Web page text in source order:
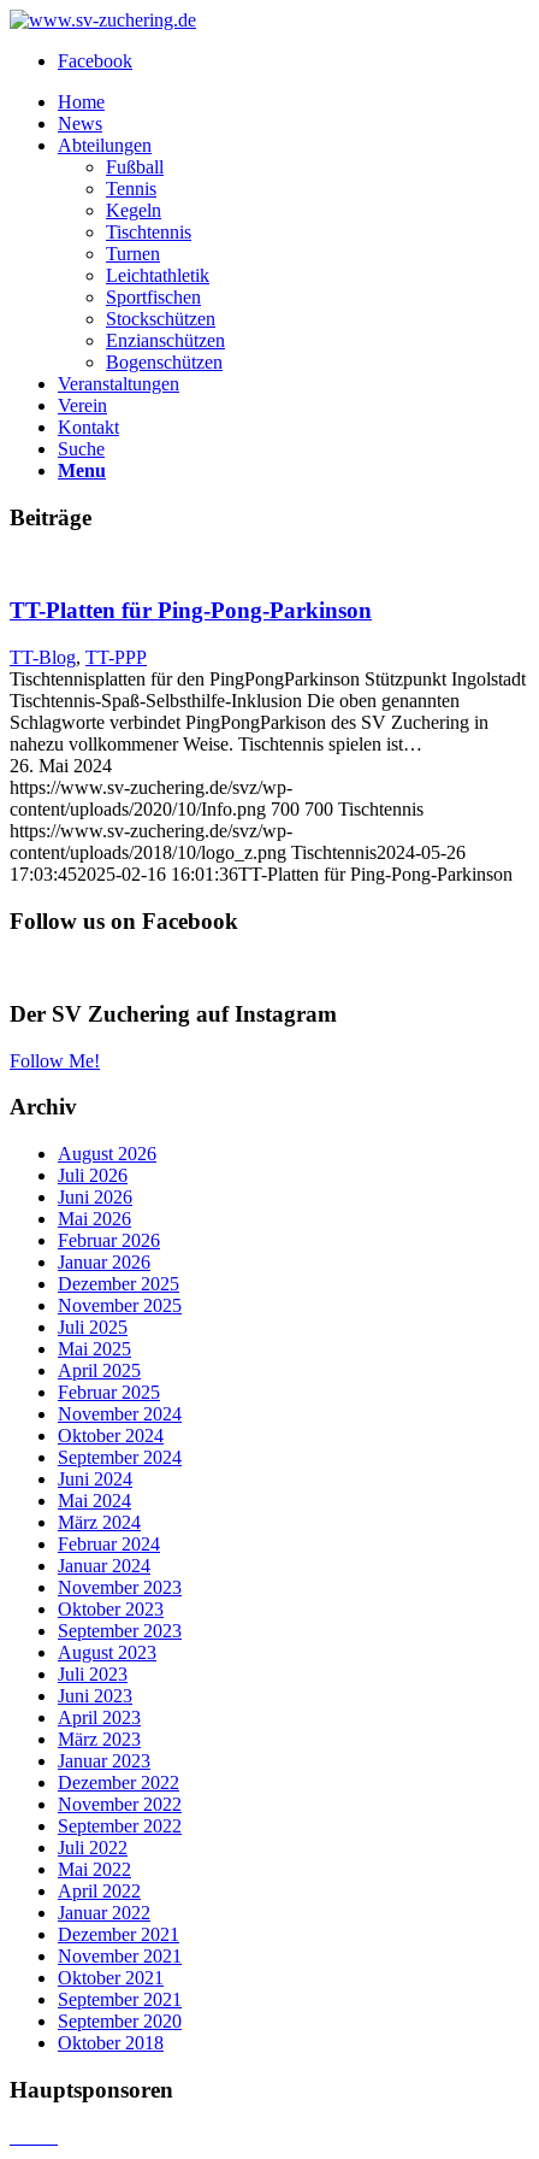
Facebook
Home
News
Abteilungen
Fußball
Tennis
Kegeln
Tischtennis
Turnen
Leichtathletik
Sportfischen
Stockschützen
Enzianschützen
Bogenschützen
Veranstaltungen
Verein
Kontakt
Suche
Menu
Beiträge
TT-Platten für Ping-Pong-Parkinson
TT-Blog, TT-PPP
Tischtennisplatten für den PingPongParkinson Stützpunkt Ingolstadt
Tischtennis-Spaß-Selbsthilfe-Inklusion Die oben genannten
Schlagworte verbindet PingPongParkison des SV Zuchering in
nahezu vollkommener Weise. Tischtennis spielen ist…
26. Mai 2024
https://www.sv-zuchering.de/svz/wp-
content/uploads/2020/10/Info.png 700 700 Tischtennis
https://www.sv-zuchering.de/svz/wp-
content/uploads/2018/10/logo_z.png Tischtennis2024-05-26
17:03:452025-02-16 16:01:36TT-Platten für Ping-Pong-Parkinson
Follow us on Facebook
Der SV Zuchering auf Instagram
Follow Me!
Archiv
August 2026
Juli 2026
Juni 2026
Mai 2026
Februar 2026
Januar 2026
Dezember 2025
November 2025
Juli 2025
Mai 2025
April 2025
Februar 2025
November 2024
Oktober 2024
September 2024
Juni 2024
Mai 2024
März 2024
Februar 2024
Januar 2024
November 2023
Oktober 2023
September 2023
August 2023
Juli 2023
Juni 2023
April 2023
März 2023
Januar 2023
Dezember 2022
November 2022
September 2022
Juli 2022
Mai 2022
April 2022
Januar 2022
Dezember 2021
November 2021
Oktober 2021
September 2021
September 2020
Oktober 2018
Hauptsponsoren